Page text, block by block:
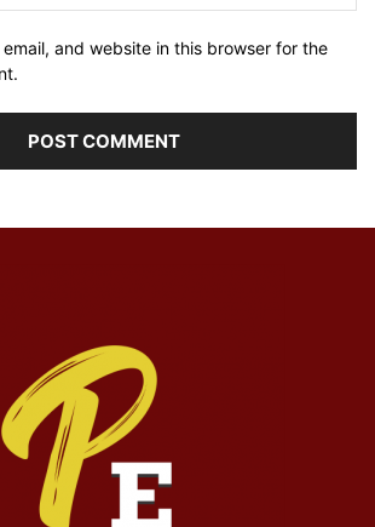
email, and website in this browser for the